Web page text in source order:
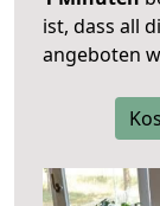
ist, dass all
angeboten